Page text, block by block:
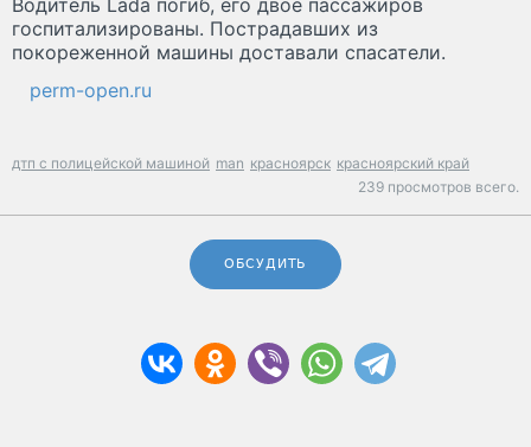
Водитель Lada погиб, его двое пассажиров
госпитализированы. Пострадавших из
покореженной машины доставали спасатели.
perm-open.ru
дтп с полицейской машиной man красноярск красноярский край
239 просмотров всего.
ОБСУДИТЬ